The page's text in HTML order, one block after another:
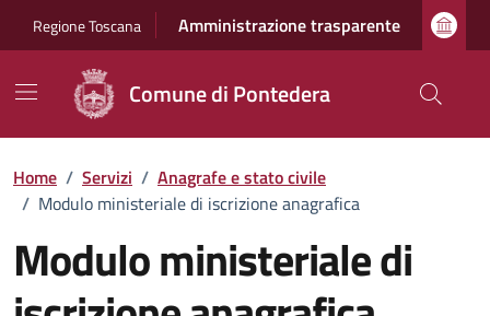
Regione Toscana Amministrazione trasparente
Comune di Pontedera
Home / Servizi / Anagrafe e stato civile
/ Modulo ministeriale di iscrizione anagrafica
Modulo ministeriale di